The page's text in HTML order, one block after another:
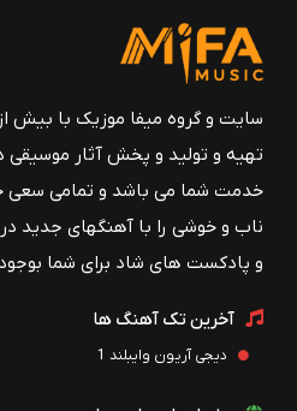
تهیه و تولید و پخش آثار موسیقی
خدمت شما می باشد و تمامی سعی
ناب و خوشی را با آهنگهای جدید
و پادکست های شاد برای شما بوجود
آخرین تک آهنگ ها
دیجی آریون وایبلند 1